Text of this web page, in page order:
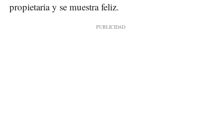
propietaria y se muestra feliz.